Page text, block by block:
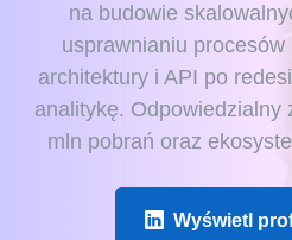
na budowie
usprawnianiu
architektury i API po
analitykę. Odpowiedzialny
mln pobrań oraz
Wyświetl